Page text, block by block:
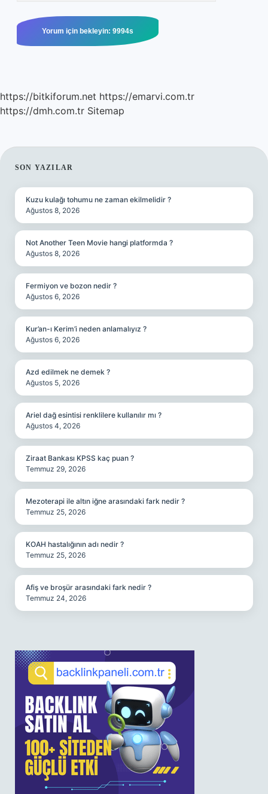
https://bitkiforum.net https://emarvi.com.tr
https://dmh.com.tr Sitemap
SIDEBAR
SON YAZILAR
Kuzu kulağı tohumu ne zaman ekilmelidir ?
Ağustos 8, 2026
Not Another Teen Movie hangi platformda ?
Ağustos 8, 2026
Fermiyon ve bozon nedir ?
Ağustos 6, 2026
Kur’an-ı Kerim’i neden anlamalıyız ?
Ağustos 6, 2026
Azd edilmek ne demek ?
Ağustos 5, 2026
Ariel dağ esintisi renklilere kullanılır mı ?
Ağustos 4, 2026
Ziraat Bankası KPSS kaç puan ?
Temmuz 29, 2026
Mezoterapi ile altın iğne arasındaki fark nedir ?
Temmuz 25, 2026
KOAH hastalığının adı nedir ?
Temmuz 25, 2026
Afiş ve broşür arasındaki fark nedir ?
Temmuz 24, 2026